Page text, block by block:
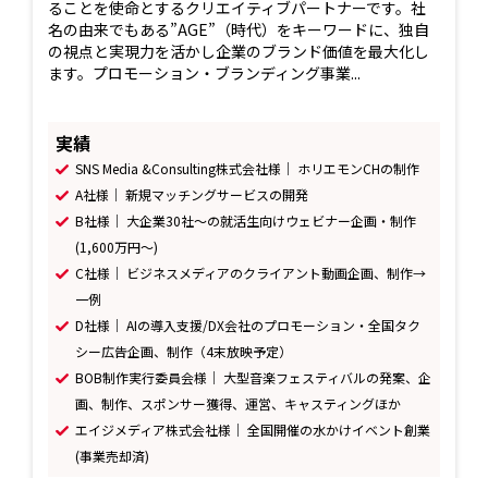
ることを使命とするクリエイティブパートナーです。社
名の由来でもある”AGE”（時代）をキーワードに、独自
の視点と実現力を活かし企業のブランド価値を最大化し
ます。プロモーション・ブランディング事業...
実績
SNS Media &Consulting株式会社様｜ ホリエモンCHの制作
A社様｜ 新規マッチングサービスの開発
B社様｜ 大企業30社〜の就活生向けウェビナー企画・制作
(1,600万円〜)
C社様｜ ビジネスメディアのクライアント動画企画、制作→
一例
D社様｜ AIの導入支援/DX会社のプロモーション・全国タク
シー広告企画、制作（4末放映予定）
BOB制作実行委員会様｜ 大型音楽フェスティバルの発案、企
画、制作、スポンサー獲得、運営、キャスティングほか
エイジメディア株式会社様｜ 全国開催の水かけイベント創業
(事業売却済)